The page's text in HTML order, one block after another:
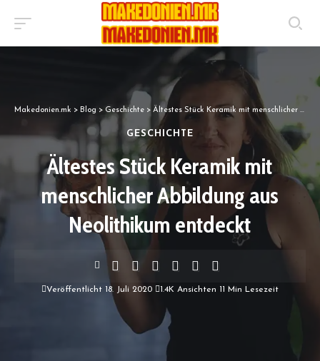
Makedonien.mk > Blog > Geschichte > Ältestes Stück Keramik mit menschlicher Abbildung aus Neolithikum entdeckt
GESCHICHTE
Ältestes Stück Keramik mit
menschlicher Abbildung aus
Neolithikum entdeckt
Veröffentlicht 18. Juli 2020 1.4K Ansichten 11 Min Lesezeit